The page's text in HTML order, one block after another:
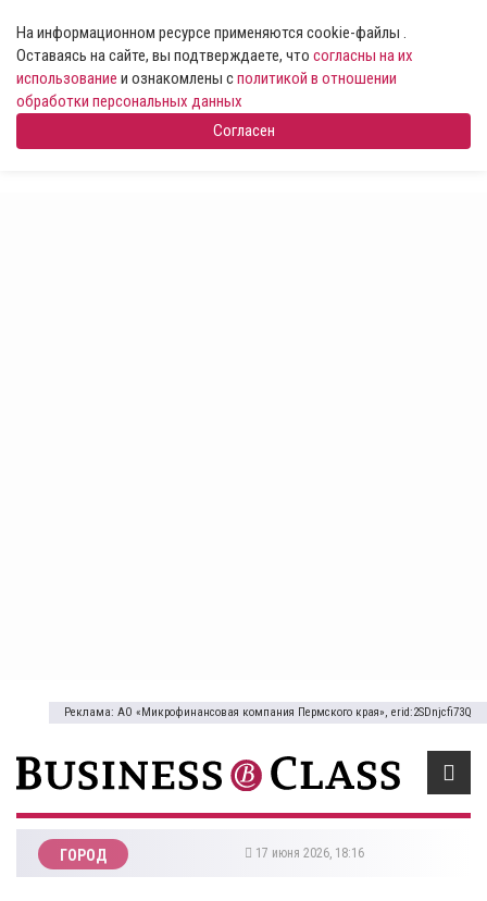
На информационном ресурсе применяются cookie-файлы .
Оставаясь на сайте, вы подтверждаете, что согласны на их
использование и ознакомлены сполитикой в отношении
обработки персональных данных
Согласен
Реклама: АО «Микрофинансовая компания Пермского края», erid:2SDnjcfi73Q
ГОРОД 17 июня 2026, 18:16